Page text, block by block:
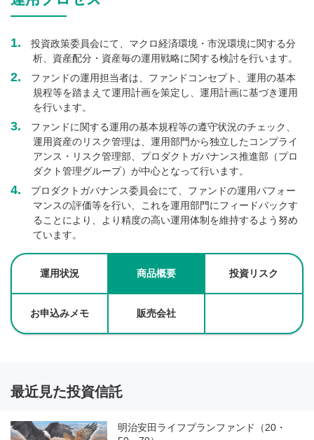
投資政策委員会にて、マクロ経済環境・市況環境に関する分
析、資産配分・資産毎の運用戦略に関する検討を行います。
ファンドの運用担当者は、ファンドコンセプト、運用の基本
規程等を踏まえて運用計画を策定し、運用計画に基づき運用
を行います。
ファンドに関する運用の基本規程等の遵守状況のチェック、
運用資産のリスク管理は、運用部門から独立したコンプライ
アンス・リスク管理部、プロダクトガバナンス推進部（プロ
ダクト管理グループ）が中心となって行います。
プロダクトガバナンス委員会にて、ファンドの運用パフォー
マンスの評価等を行い、これを運用部門にフィードバックす
ることにより、より精度の高い運用体制を維持するよう努め
ています。
運用状況 商品概要 投資リスク
お申込みメモ 販売会社
最近見た投資信託
明治安田ライフプランファンド（20・